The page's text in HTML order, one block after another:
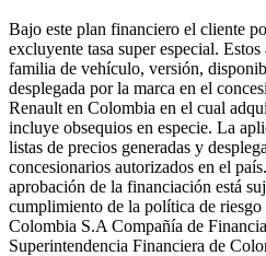
Bajo este plan financiero el cliente
excluyente tasa super especial.
familia de vehículo, versión,
desplegada por la marca en el
Renault en Colombia en el cual
incluye obsequios en especie. La
listas de precios generadas y
concesionarios autorizados en el
aprobación de la financiación está
cumplimiento de la política de
Colombia S.A Compañía de
Superintendencia Financiera de